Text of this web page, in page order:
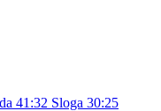
41:32 Sloga 30:25